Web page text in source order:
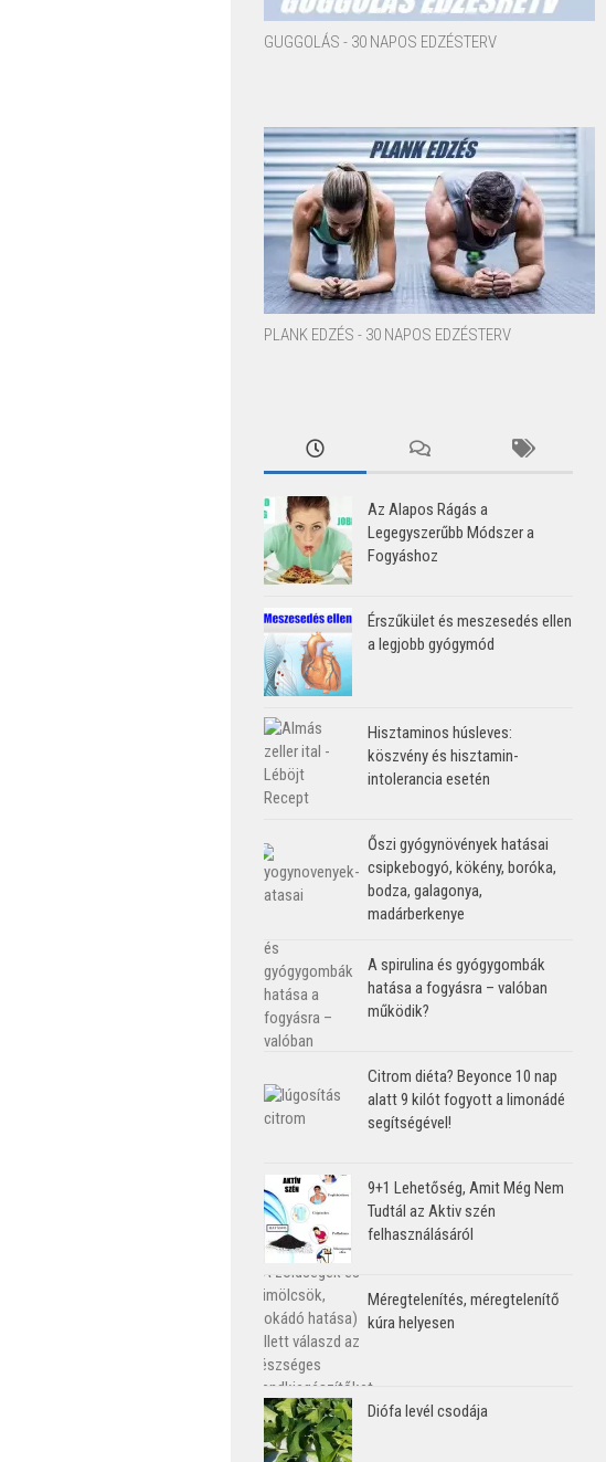
GUGGOLÁS - 30 NAPOS EDZÉSTERV
PLANK EDZÉS - 30 NAPOS EDZÉSTERV
Az Alapos Rágás a
Legegyszerűbb Módszer a
Fogyáshoz
Érszűkület és meszesedés ellen
a legjobb gyógymód
Hisztaminos húsleves:
köszvény és hisztamin-
intolerancia esetén
Őszi gyógynövények hatásai
csipkebogyó, kökény, boróka,
bodza, galagonya,
madárberkenye
A spirulina és gyógygombák
hatása a fogyásra – valóban
működik?
Citrom diéta? Beyonce 10 nap
alatt 9 kilót fogyott a limonádé
segítségével!
9+1 Lehetőség, Amit Még Nem
Tudtál az Aktiv szén
felhasználásáról
Méregtelenítés, méregtelenítő
kúra helyesen
Diófa levél csodája